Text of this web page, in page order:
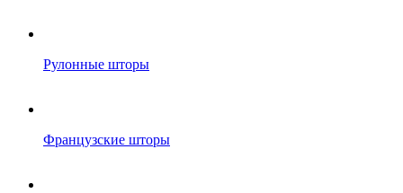
Рулонные шторы
Французские шторы